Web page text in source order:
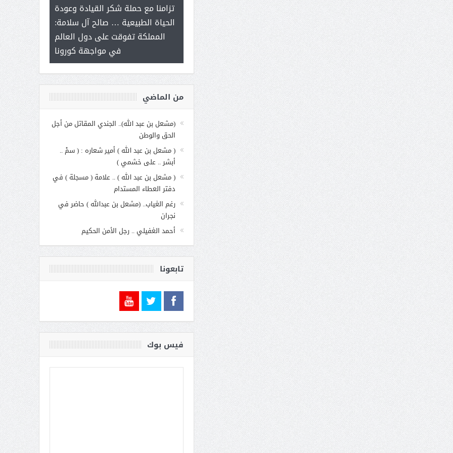
للإبداع
مع الأمين
بنت
تزامنا مع حملة شكر القيادة وعودة
الحياة الطبيعية … صالح آل سلامة:
المملكة تفوقت على دول العالم
في مواجهة كورونا
الانتخابات لن تؤثر على برامج
المجلس والشفافية هي أساس
عملنا
والمدير السابق للأكاديمية الأولمبية
في الامارات د . عبد الملك جاني :
منتدى ( اكتشاف المواهب
الاجتماعية ) فرصة للتوأمة بين
الرياضة والعمل الاجتماعي
من الماضي
(مشعل بن عبد الله).. الجندي المقاتل من أجل
الحق والوطن
( مشعل بن عبد الله ) أمير شعاره : ( سمْ ..
أبشر .. على خشمي )
( مشعل بن عبد الله ) .. علامة ( مسجلة ) في
دفتر العطاء المستدام
رغم الغياب.. (مشعل بن عبدالله ) حاضر في
نجران
أحمد الغفيلي .. رجل الأمن الحكيم
تابعونا
فيس بوك